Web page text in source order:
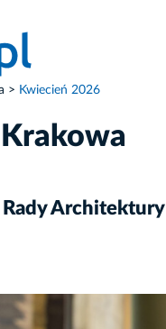
Kwiecień 2026
Architektury